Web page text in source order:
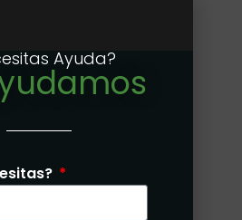
Costa SurAyuda?